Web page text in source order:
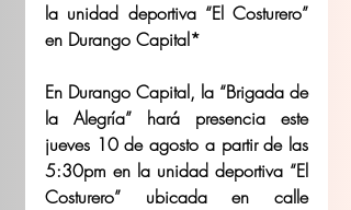
la unidad deportiva “El Costurero”
en Durango Capital*
En Durango Capital, la “Brigada de
la Alegría” hará presencia este
jueves 10 de agosto a partir de las
5:30pm en la unidad deportiva “El
Costurero” ubicada en calle